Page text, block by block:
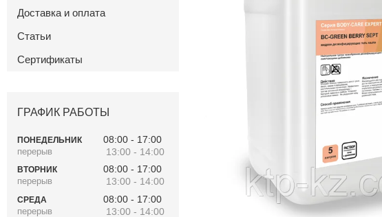
Доставка и оплата
Статьи
Сертификаты
ГРАФИК РАБОТЫ
ПОНЕДЕЛЬНИК 08:00
17:00
13:00
14:00
ВТОРНИК 08:00
17:00
13:00
14:00
СРЕДА 08:00
17:00
13:00
14:00